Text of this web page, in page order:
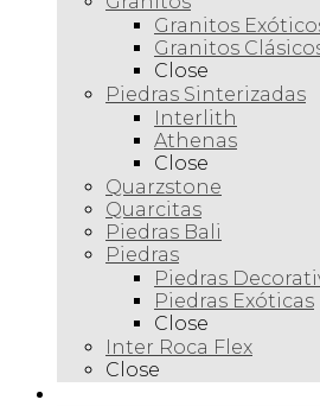
Granitos
Granitos
Close
Piedras Sinterizadas
Interlith
Athenas
Close
Quarzstone
Quarcitas
Piedras Bali
Piedras
Piedras
Piedras Exóticas
Close
Inter Roca Flex
Close